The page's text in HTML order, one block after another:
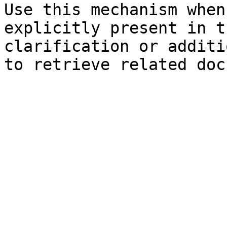
Use this mechanism
explicitly present in
clarification or